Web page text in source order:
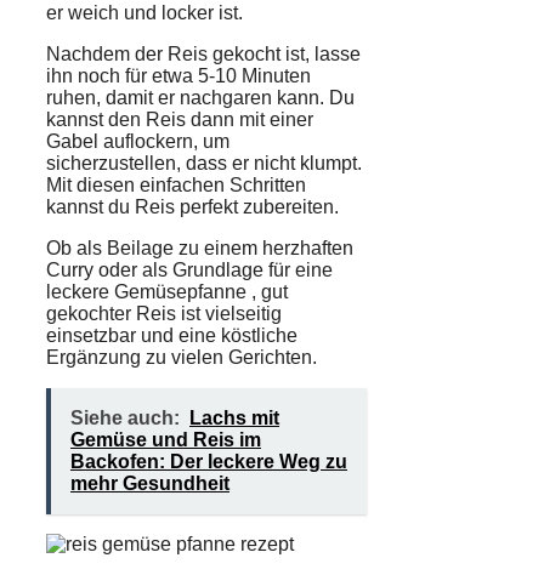
er weich und locker ist.
Nachdem der Reis gekocht ist, lasse
ihn noch für etwa 5-10 Minuten
ruhen, damit er nachgaren kann. Du
kannst den Reis dann mit einer
Gabel auflockern, um
sicherzustellen, dass er nicht klumpt.
Mit diesen einfachen Schritten
kannst du Reis perfekt zubereiten.
Ob als Beilage zu einem herzhaften
Curry oder als Grundlage für eine
leckere Gemüsepfanne , gut
gekochter Reis ist vielseitig
einsetzbar und eine köstliche
Ergänzung zu vielen Gerichten.
Siehe auch:
Lachs mit
Gemüse und Reis im
Backofen: Der leckere Weg zu
mehr Gesundheit